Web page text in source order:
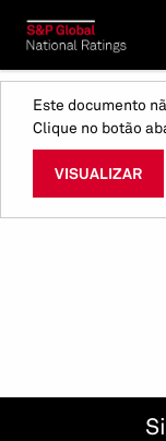
Este documento
Clique no botão
VISUALIZAR